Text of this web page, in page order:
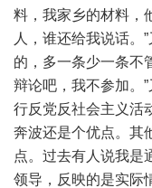
料，我家乡的材料，
人，谁还给我说话。
的，多一条少一条不
辩论吧，我不参加。
行反党反社会主义活
奔波还是个优点。其
点。过去有人说我是
领导，反映的是实际